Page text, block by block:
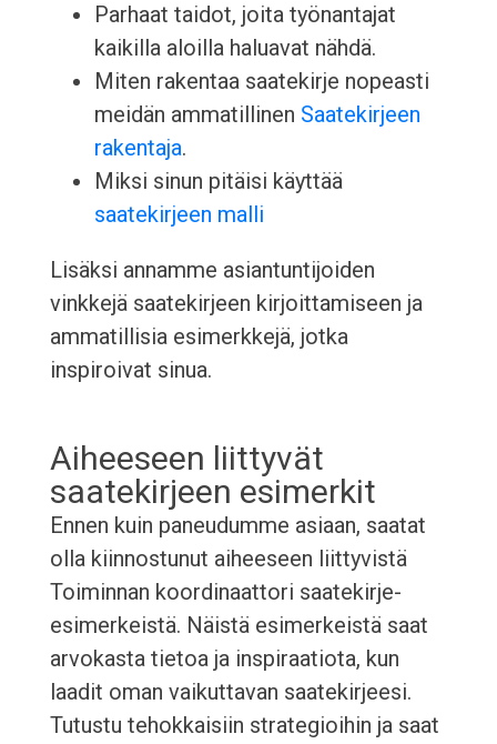
Parhaat taidot, joita työnantajat
kaikilla aloilla haluavat nähdä.
Miten rakentaa saatekirje nopeasti
meidän ammatillinen Saatekirjeen
rakentaja.
Miksi sinun pitäisi käyttää
saatekirjeen malli
Lisäksi annamme asiantuntijoiden
vinkkejä saatekirjeen kirjoittamiseen ja
ammatillisia esimerkkejä, jotka
inspiroivat sinua.
Aiheeseen liittyvät
saatekirjeen esimerkit
Ennen kuin paneudumme asiaan, saatat
olla kiinnostunut aiheeseen liittyvistä
Toiminnan koordinaattori saatekirje-
esimerkeistä. Näistä esimerkeistä saat
arvokasta tietoa ja inspiraatiota, kun
laadit oman vaikuttavan saatekirjeesi.
Tutustu tehokkaisiin strategioihin ja saat